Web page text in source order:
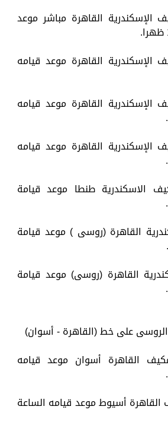
916 مكيف الإسكندرية القاهرة مباشر موعد
922 مكيف الإسكندرية القاهرة موعد قيامه
928 مكيف الإسكندرية القاهرة موعد قيامه
930 مكيف الإسكندرية القاهرة موعد قيامه
920 مكيف الاسكندرية طنطا موعد قيامة
18 الاسكندرية القاهرة (روسى ) موعد قيامة
28 الاسكندرية القاهرة (روسى) موعد قيامة
على خط (القاهرة - أسوان)
رقم 1902 مكيف القاهرة أسوان موعد قيامه
978 مكيف القاهرة أسيوط موعد قيامه الساعة